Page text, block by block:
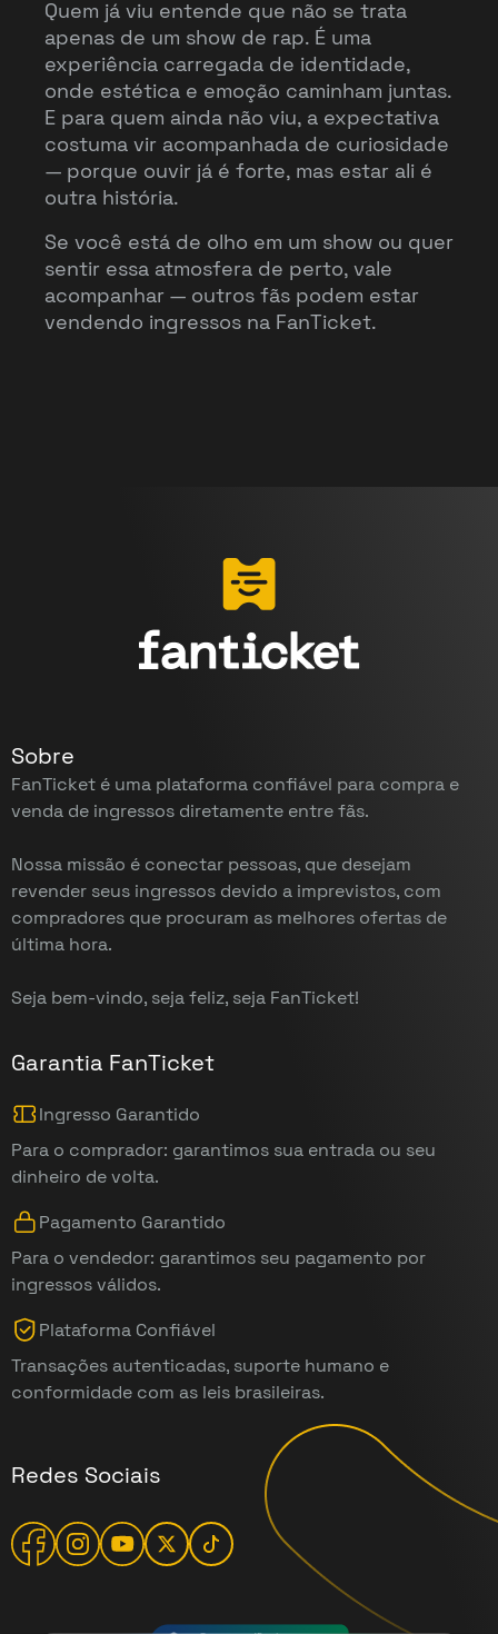
Quem já viu entende que não se trata
apenas de um show de rap. É uma
experiência carregada de identidade,
onde estética e emoção caminham juntas.
E para quem ainda não viu, a expectativa
costuma vir acompanhada de curiosidade
— porque ouvir já é forte, mas estar ali é
outra história.
Se você está de olho em um show ou quer
sentir essa atmosfera de perto, vale
acompanhar — outros fãs podem estar
vendendo ingressos na FanTicket.
Sobre
FanTicket é uma plataforma confiável para compra e
venda de ingressos diretamente entre fãs.
Nossa missão é conectar pessoas, que desejam
revender seus ingressos devido a imprevistos, com
compradores que procuram as melhores ofertas de
última hora.
Seja bem-vindo, seja feliz, seja FanTicket!
Garantia FanTicket
Ingresso Garantido
Para o comprador: garantimos sua entrada ou seu
dinheiro de volta.
Pagamento Garantido
Para o vendedor: garantimos seu pagamento por
ingressos válidos.
Plataforma Confiável
Transações autenticadas, suporte humano e
conformidade com as leis brasileiras.
Redes Sociais